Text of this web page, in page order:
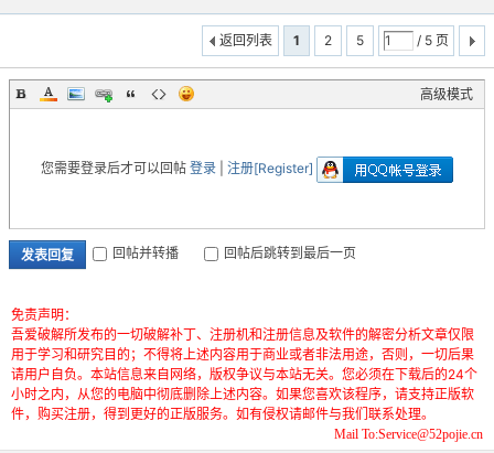
1 2 5 / 5 页
返回列表
高级模式
您需要登录后才可以回帖 登录 注册[Register]
发表回复 回帖并转播 回帖后跳转到最后一页
免责声明：
吾爱破解所发布的一切破解补丁、注册机和注册信息及软件的解密分析文章仅限
用于学习和研究目的；不得将上述内容用于商业或者非法用途，否则，一切后果
请用户自负。本站信息来自网络，版权争议与本站无关。您必须在下载后的24个
小时之内，从您的电脑中彻底删除上述内容。如果您喜欢该程序，请支持正版软
件，购买注册，得到更好的正版服务。如有侵权请邮件与我们联系处理。
Mail To:Service@52pojie.cn